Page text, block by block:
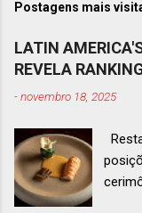
Postagens mais
LATIN
REVELA
-novembro 18, 2025